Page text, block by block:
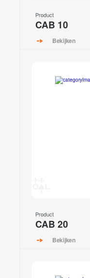
Product
CAB 10
Bekijken
Product
CAB 20
Bekijken